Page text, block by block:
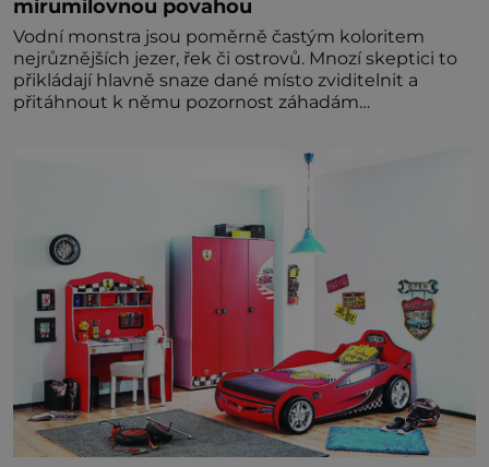
mírumilovnou povahou
Vodní monstra jsou poměrně častým koloritem
nejrůznějších jezer, řek či ostrovů. Mnozí skeptici to
přikládají hlavně snaze dané místo zviditelnit a
přitáhnout k němu pozornost záhadám